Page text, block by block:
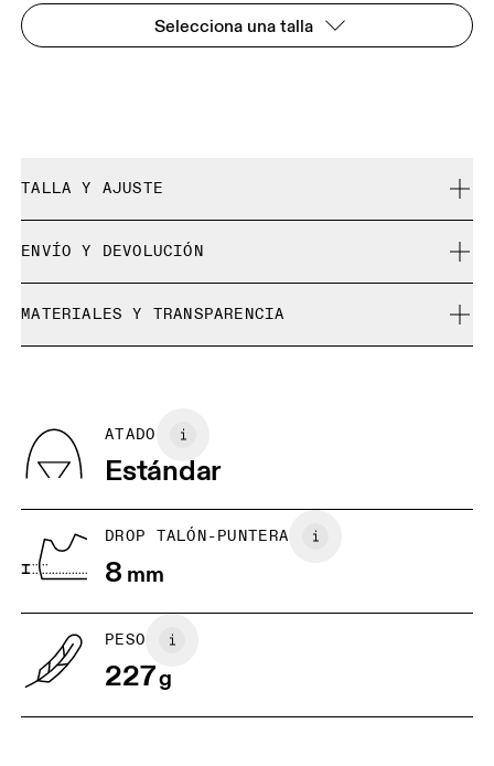
Selecciona una talla
TALLA Y AJUSTE
Guía de tallas - Calzado para mujer
BR 33
EU 36
22
UK
Arrastra en sentido horizontal para ver más.
ENVÍO Y DEVOLUCIÓN
30 días para la devolución gratuita
No es posible cambiar los productos y colores de
MATERIALES Y TRANSPARENCIA
Vietnam
ATADO
Estándar
DROP TALÓN-PUNTERA
8 mm
PESO
227g